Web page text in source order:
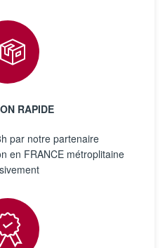
RAPIDE
par notre partenaire
en FRANCE métroplitaine